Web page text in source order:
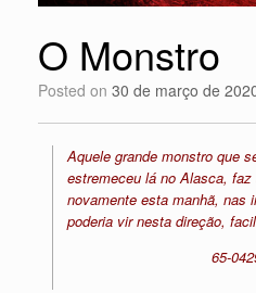
O Monstro
Posted on 30 de março de
Aquele grande monstro que
estremeceu lá no Alasca,
novamente esta manhã, nas
poderia vir nesta direção,
65-